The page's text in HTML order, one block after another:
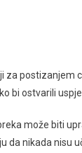
za postizanjem
bi ostvarili
može biti
nikada nisu